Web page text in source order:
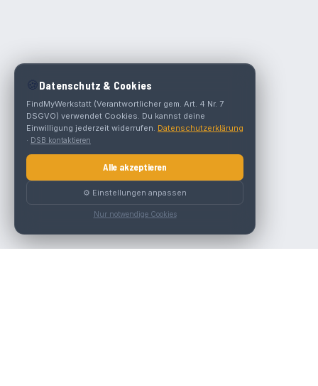
🍪 Datenschutz & Cookies
FindMyWerkstatt (Verantwortlicher gem. Art. 4 Nr. 7
DSGVO) verwendet Cookies. Du kannst deine
Einwilligung jederzeit widerrufen. Datenschutzerklärung
· DSB kontaktieren
Alle akzeptieren
⚙️ Einstellungen anpassen
Nur notwendige Cookies